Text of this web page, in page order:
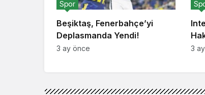
Beşiktaş, Fenerbahçe’yi
Deplasmanda Yendi!
Spor
3 ay önce 3